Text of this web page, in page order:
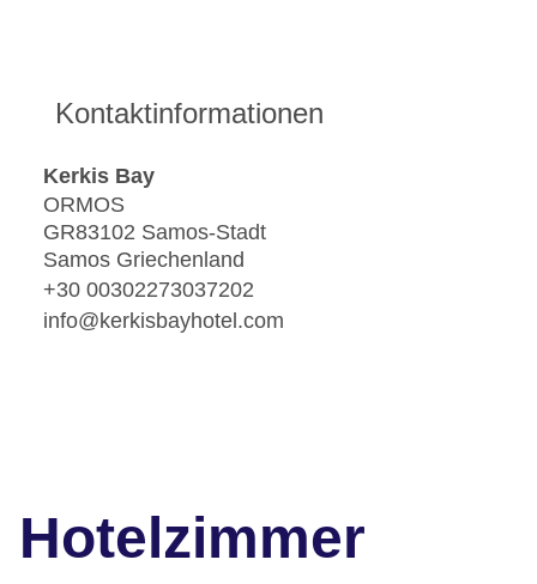
Kontaktinformationen
Kerkis Bay
ORMOS
GR83102 Samos-Stadt
Samos Griechenland
+30 00302273037202
info@kerkisbayhotel.com
Hotelzimmer